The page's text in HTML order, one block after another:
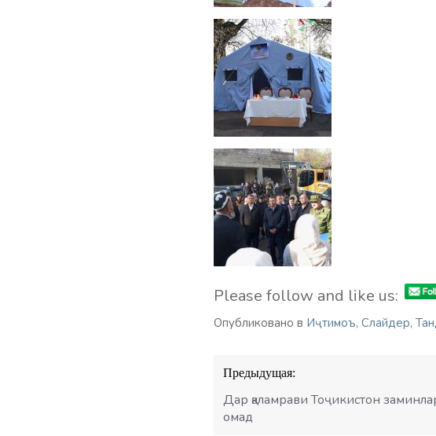
Please follow and like us:
Опубликовано в Иҷтимоъ, Слайдер,
Навигация
по
записям
Предыдущая:
Дар қаламрави Тоҷикистон
омад